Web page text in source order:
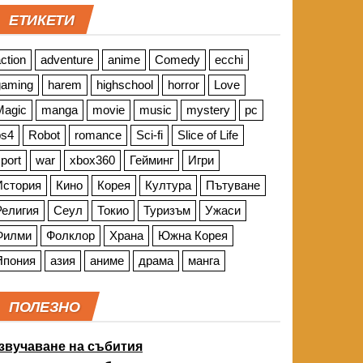
ЕТИКЕТИ
adventure anime Comedy
ecchi
harem highschool horror
Love
manga movie music mystery
pc
Robot romance Sci-fi
Slice of Life
war xbox360 Гейминг
Игри
Кино Корея Култура
Пътуване
Сеул Токио Туризъм
Ужаси
Фолклор Храна
Южна Корея
азия аниме драма манга
ПОЛЕЗНО
на събития